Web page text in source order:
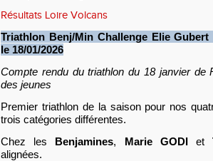
Résultats Loire Volcans
Triathlon Benj/Min Challenge Elie Gubert
le 18/01/2026
Compte rendu du triathlon du 18 janvier de
des jeunes
Premier triathlon de la saison pour nos
trois catégories différentes.
Chez les Benjamines, Marie GODI et
alignées.